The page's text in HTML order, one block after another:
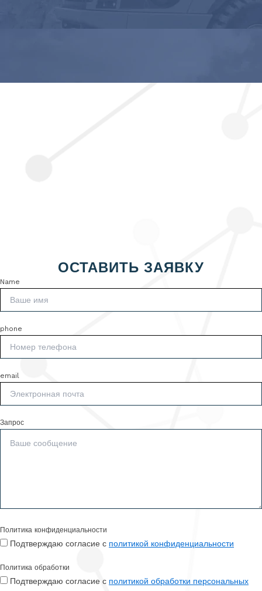
ОСТАВИТЬ ЗАЯВКУ
Name
phone
email
Запрос
Политика конфиденциальности
Подтверждаю согласие с политикой конфиденциальности
Политика обработки
Подтверждаю согласие с политикой обработки персональных